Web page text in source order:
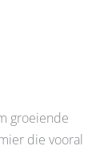
groeiende
die vooral